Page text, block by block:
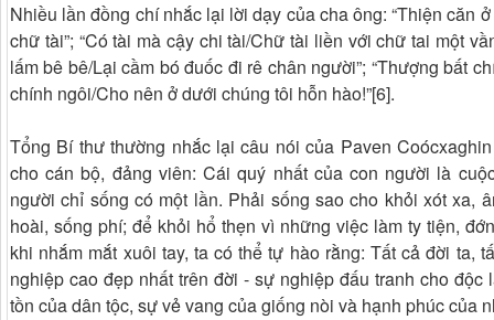
Nhiều lần đồng chí nhắc lại lời dạy của cha ông: “Thiện căn
chữ tài”; “Có tài mà cậy chi tài/Chữ tài liền với chữ tai một
lấm bê bê/Lại cầm bó đuốc đi rê chân người”; “Thượng bất
chính ngôi/Cho nên ở dưới chúng tôi hỗn hào!”[6].
Tổng Bí thư thường nhắc lại câu nói của Paven
cho cán bộ, đảng viên: Cái quý nhất của con người là
người chỉ sống có một lần. Phải sống sao cho khỏi xót xa,
hoài, sống phí; để khỏi hổ thẹn vì những việc làm ty tiện,
khi nhắm mắt xuôi tay, ta có thể tự hào rằng: Tất cả đời ta,
nghiệp cao đẹp nhất trên đời - sự nghiệp đấu tranh cho
tồn của dân tộc, sự vẻ vang của giống nòi và hạnh phúc của